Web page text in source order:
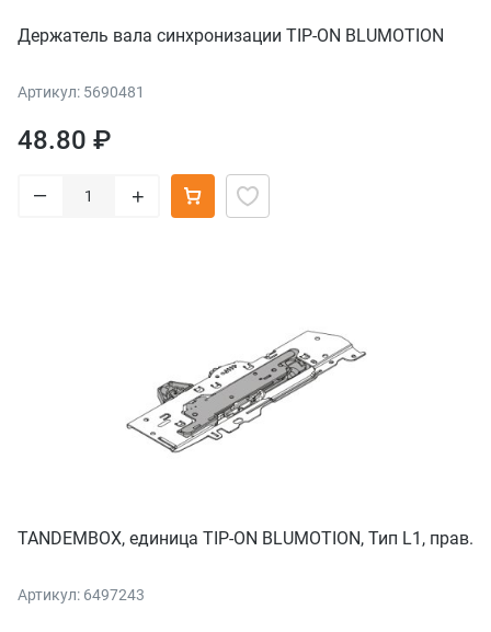
Держатель вала синхронизации TIP-ON BLUMOTION
Артикул: 5690481
48.80 ₽
– +
TANDEMBOX, единица TIP-ON BLUMOTION, Тип L1, прав.
Артикул: 6497243